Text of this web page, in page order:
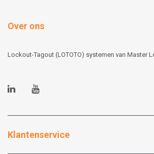
Over ons
Lockout-Tagout (LOTOTO) systemen van Master
Klantenservice